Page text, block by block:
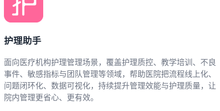
护理助手
面向医疗机构护理管理场景，覆盖护理质控、教学培训、不良
事件、敏感指标与团队管理等领域，帮助医院把流程线上化、
问题闭环化、数据可视化，持续提升管理效能与护理质量，让
院内管理更省心、更有效。